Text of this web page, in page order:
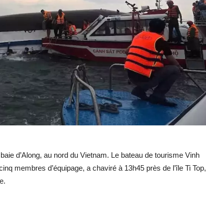
d’Along, au nord du Vietnam. Le bateau de tourisme Vinh
membres d’équipage, a chaviré à 13h45 près de l’île Ti Top,